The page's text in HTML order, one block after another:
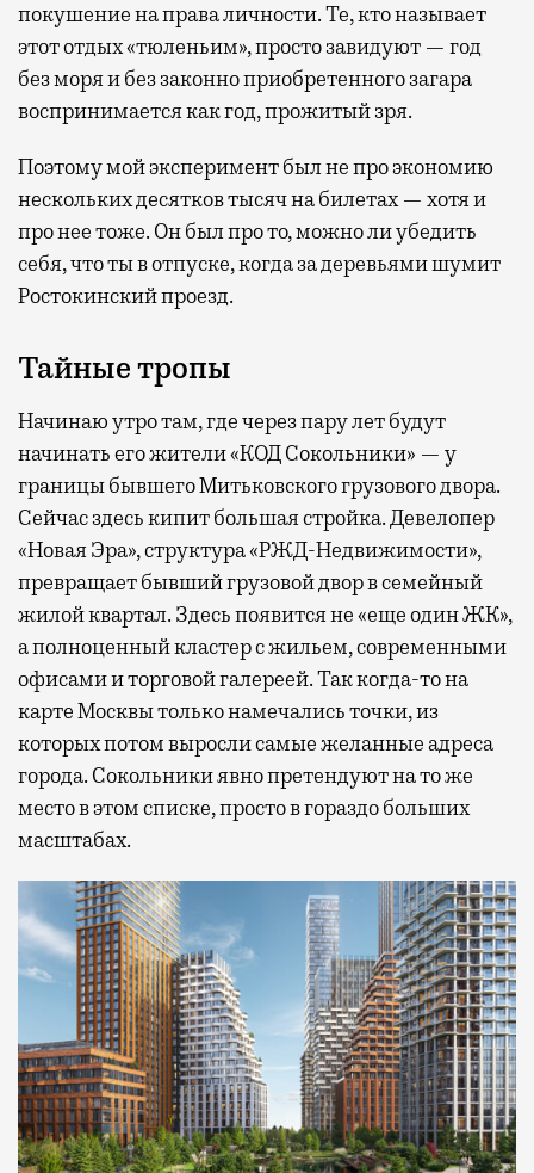
покушение на права личности. Те, кто называет
этот отдых «тюленьим», просто завидуют — год
без моря и без законно приобретенного загара
воспринимается как год, прожитый зря.
Поэтому мой эксперимент был не про экономию
нескольких десятков тысяч на билетах — хотя и
про нее тоже. Он был про то, можно ли убедить
себя, что ты в отпуске, когда за деревьями шумит
Ростокинский проезд.
Тайные тропы
Начинаю утро там, где через пару лет будут
начинать его жители «КОД Сокольники» — у
границы бывшего Митьковского грузового двора.
Сейчас здесь кипит большая стройка. Девелопер
«Новая Эра», структура «РЖД-Недвижимости»,
превращает бывший грузовой двор в семейный
жилой квартал. Здесь появится не «еще один ЖК»,
а полноценный кластер с жильем, современными
офисами и торговой галереей. Так когда-то на
карте Москвы только намечались точки, из
которых потом выросли самые желанные адреса
города. Сокольники явно претендуют на то же
место в этом списке, просто в гораздо больших
масштабах.